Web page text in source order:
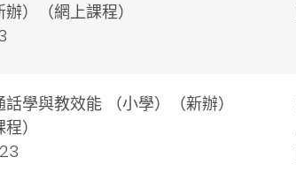
）（網上課程）
學與教效能 （小學）（新辦）
）